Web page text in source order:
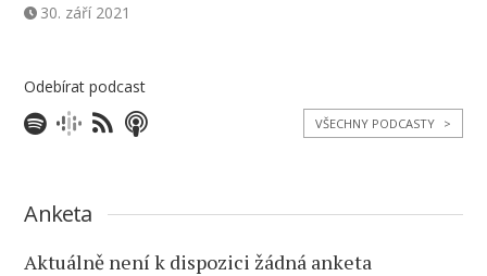
30. září 2021
Odebírat podcast
VŠECHNY PODCASTY >
Anketa
Aktuálně není k dispozici žádná anketa